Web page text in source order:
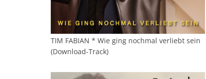
TIM FABIAN * Wie ging nochmal verliebt sein
(Download-Track)